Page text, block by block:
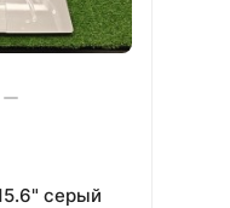
серый